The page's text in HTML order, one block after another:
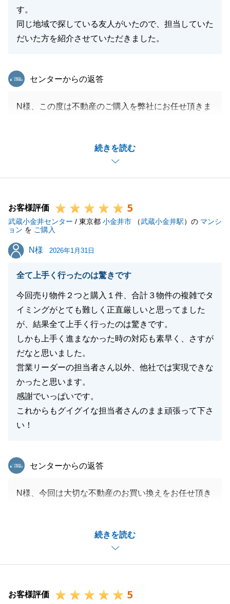
す。
同じ地域で探している友人がいたので、担当していた
だいた方を紹介させていただきました。
続きを読む
東急リバブル
センターからの返答
N様、この度は不動産のご購入を弊社にお任せ頂きま
変嬉しく思います。いつも迅速にご丁寧にご対応いた
だき誠にありがとうございました。
今後ともお困りの事がございましたら、お気軽にご相
引き続きよろしくお願い申し上げます。
お客様評価 5
武蔵小金井センター / 東京都 小金井市 （武蔵小金井駅）の マンシ
ョン を ご購入
N様
N様 2026年1月31日
全て上手く行ったのは驚きです
今回売り物件２つと購入１件、合計３物件の複雑でタ
イミングがとても難しく正直厳しいと思ってました
が、結果全て上手く行ったのは驚きです。
しかも上手く進まなかった時の対応も素早く、さすが
だなと思いました。
営業リーダーの担当者さん以外、他社では実現できな
かったと思います。
感謝でいっぱいです。
これからもグイグイな担当者さんのまま頑張って下さ
い！
続きを読む
東急リバブル
センターからの返答
N様、今回は大切な不動産のお買い換えをお任せ頂き
雑なご状況でしたがN様にもご尽力いただき、無事に
取引が完了できたこと大変嬉しく思います。
某銀行の審査ではお互いに大変な思いをしましたが、
今後もお困りの事がございましたら、お気軽にご連絡
お客様評価 5